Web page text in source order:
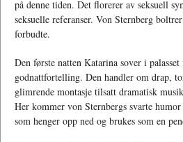
på denne tiden. Det florerer av seksuell
seksuelle referanser. Von Sternberg
forbudte.
Den første natten Katarina sover i
godnattfortelling. Den handler om drap,
glimrende montasje tilsatt dramatisk
Her kommer von Sternbergs svarte
som henger opp ned og brukes som en